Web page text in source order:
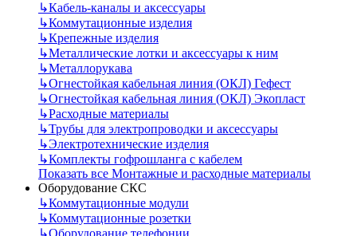
↳Кабель-каналы и аксессуары
↳Коммутационные изделия
↳Крепежные изделия
↳Металлические лотки и аксессуары к ним
↳Металлорукава
↳Огнестойкая кабельная линия (ОКЛ) Гефест
↳Огнестойкая кабельная линия (ОКЛ) Экопласт
↳Расходные материалы
↳Трубы для электропроводки и аксессуары
↳Электротехнические изделия
↳Комплекты гофрошланга с кабелем
Показать все Монтажные и расходные материалы
Оборудование СКС
↳Коммутационные модули
↳Коммутационные розетки
↳Оборудование телефонии